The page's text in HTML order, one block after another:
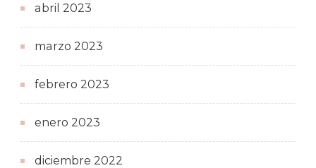
abril 2023
marzo 2023
febrero 2023
enero 2023
diciembre 2022